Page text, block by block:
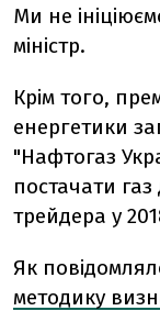
Ми не
міністр.
Крім того,
енергетики
"Нафтогаз
постачати
трейдера у
Як
методику